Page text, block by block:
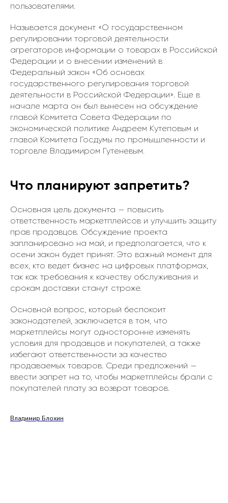
пользователями.
Называется документ «О государственном
регулировании торговой деятельности
агрегаторов информации о товарах в Российской
Федерации и о внесении изменений в
Федеральный закон «Об основах
государственного регулирования торговой
деятельности в Российской Федерации». Еще в
начале марта он был вынесен на обсуждение
главой Комитета Совета Федерации по
экономической политике Андреем Кутеповым и
главой Комитета Госдумы по промышленности и
торговле Владимиром Гутеневым.
Что планируют запретить?
Основная цель документа — повысить
ответственность маркетплейсов и улучшить защиту
прав продавцов. Обсуждение проекта
запланировано на май, и предполагается, что к
осени закон будет принят. Это важный момент для
всех, кто ведет бизнес на цифровых платформах,
так как требования к качеству обслуживания и
срокам доставки станут строже.
Основной вопрос, который беспокоит
законодателей, заключается в том, что
маркетплейсы могут односторонне изменять
условия для продавцов и покупателей, а также
избегают ответственности за качество
продаваемых товаров. Среди предложений —
ввести запрет на то, чтобы маркетплейсы брали с
покупателей плату за возврат товаров.
Владимир Блохин